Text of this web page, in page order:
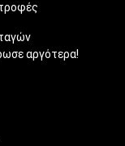
αργότερα!